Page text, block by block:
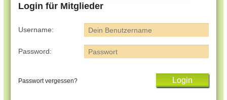
Login für Mitglieder
Username:
Password:
Passwort vergessen?